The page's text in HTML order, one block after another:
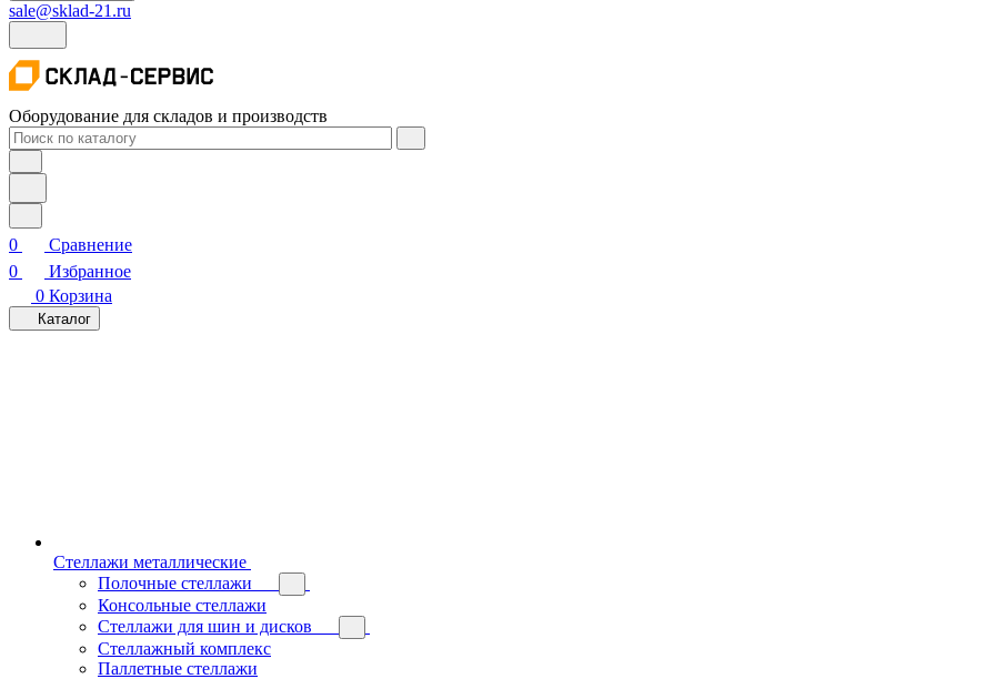
sale@sklad-21.ru
Оборудование для складов и производств
0
Сравнение
0
Избранное
0 Корзина
Каталог
Стеллажи металлические
Полочные стеллажи
Консольные стеллажи
Стеллажи для шин и дисков
Стеллажный комплекс
Паллетные стеллажи